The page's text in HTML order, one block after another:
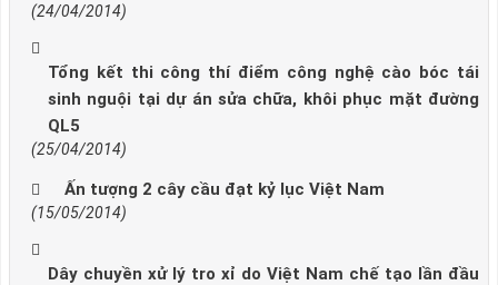
(24/04/2014)
Tổng kết thi công thí điểm công nghệ cào bóc tái
sinh nguội tại dự án sửa chữa, khôi phục mặt đường
QL5
(25/04/2014)
Ấn tượng 2 cây cầu đạt kỷ lục Việt Nam
(15/05/2014)
Dây chuyền xử lý tro xỉ do Việt Nam chế tạo lần đầu